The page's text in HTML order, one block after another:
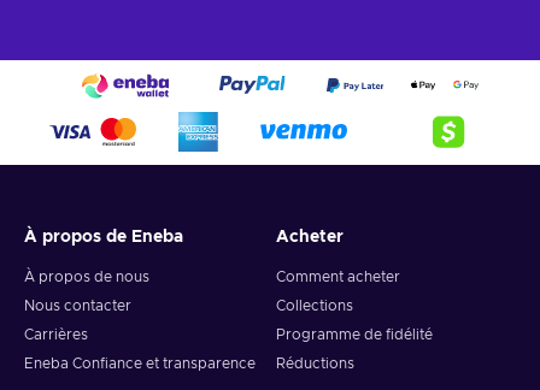
À propos de Eneba
À propos de nous
Nous contacter
Carrières
Eneba Confiance et transparence
Acheter
Comment acheter
Collections
Programme de fidélité
Réductions